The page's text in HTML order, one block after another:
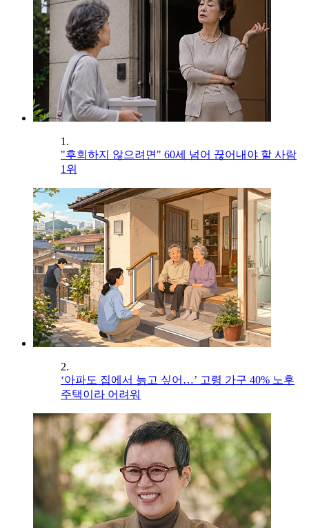
1.
"후회하지 않으려면" 60세 넘어 끊어내야 할 사람
1위
2.
‘아파도 집에서 늙고 싶어…’ 고령 가구 40% 노후
주택이라 어려워